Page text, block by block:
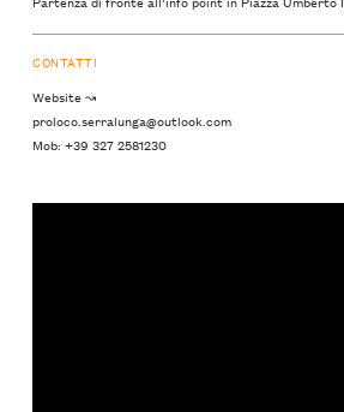
CONTATTI
Website ↝
proloco.serralunga@outlook.com
Mob: +39 327 2581230